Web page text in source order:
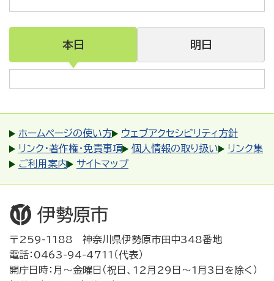
本日 明日
ホームページの使い方
ウェブアクセシビリティ方針
リンク・著作権・免責事項
個人情報の取り扱い
リンク集
ご利用案内
サイトマップ
〒259-1188 神奈川県伊勢原市田中348番地
電話：0463-94-4711（代表）
開庁日時：月～金曜日（祝日、12月29日～1月3日を除く）